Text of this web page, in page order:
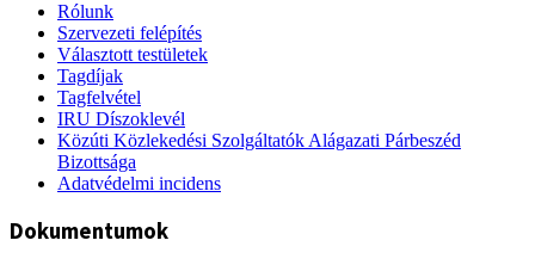
Rólunk
Szervezeti felépítés
Választott testületek
Tagdíjak
Tagfelvétel
IRU Díszoklevél
Közúti Közlekedési Szolgáltatók Alágazati Párbeszéd
Bizottsága
Adatvédelmi incidens
Dokumentumok